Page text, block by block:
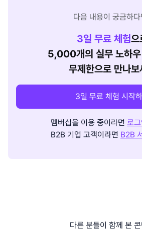
다음 내용이 궁금하다
3일 무료 체험으
5,000개의 실무 노하우
무제한으로 만나보
3일 무료 체험 시작
멤버십을 이용 중이라면 로
B2B 기업 고객이라면 B2B
다른 분들이 함께 본